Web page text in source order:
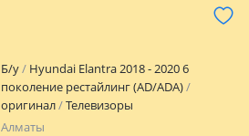
Б/y
Hyundai Elantra 2018 - 2020 6
поколение рестайлинг (AD/ADA)
оригинал
Телевизоры
Алматы